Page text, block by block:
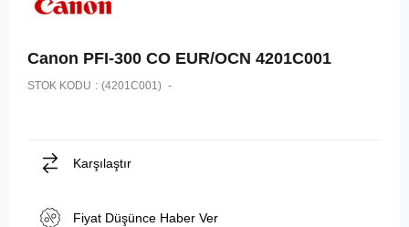
Canon PFI-300 CO EUR/OCN 4201C001
STOK KODU (4201C001)
Karşılaştır
Fiyat Düşünce Haber Ver